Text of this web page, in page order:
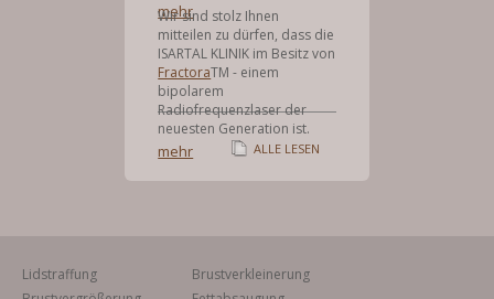
mehr
Wir sind stolz Ihnen
mitteilen zu dürfen, dass die
ISARTAL KLINIK im Besitz von
FractoraTM - einem
bipolarem
Radiofrequenzlaser der
neuesten Generation ist.
mehr ALLE LESEN
Lidstraffung
Brustverkleinerung